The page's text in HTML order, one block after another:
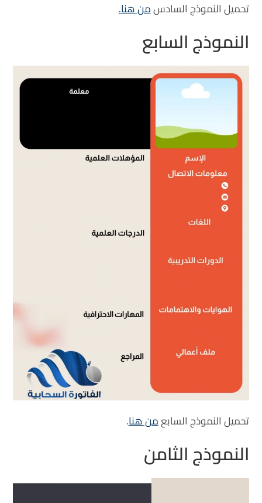
تحميل النموذج السادسمن هنا.
النموذج السابع
تحميل النموذج السابعمن هنا.
النموذج الثامن